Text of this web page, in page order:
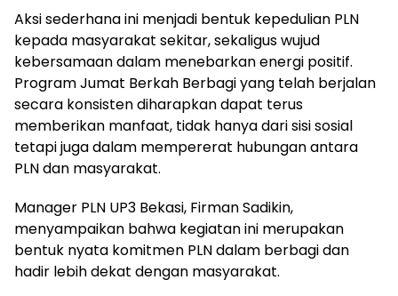
Aksi sederhana ini menjadi bentuk kepedulian PLN
kepada masyarakat sekitar, sekaligus wujud
kebersamaan dalam menebarkan energi positif.
Program Jumat Berkah Berbagi yang telah berjalan
secara konsisten diharapkan dapat terus
memberikan manfaat, tidak hanya dari sisi sosial
tetapi juga dalam mempererat hubungan antara
PLN dan masyarakat.
Manager PLN UP3 Bekasi, Firman Sadikin,
menyampaikan bahwa kegiatan ini merupakan
bentuk nyata komitmen PLN dalam berbagi dan
hadir lebih dekat dengan masyarakat.